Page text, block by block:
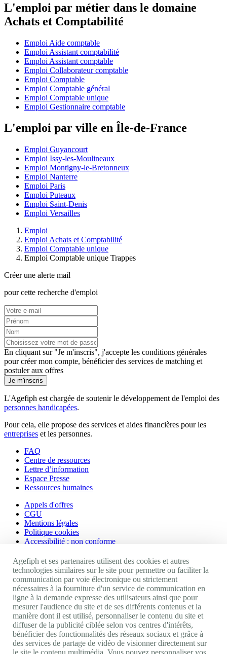
L'emploi par métier dans le domaine
Achats et Comptabilité
Emploi Aide comptable
Emploi Assistant comptabilité
Emploi Assistant comptable
Emploi Collaborateur comptable
Emploi Comptable
Emploi Comptable général
Emploi Comptable unique
Emploi Gestionnaire comptable
L'emploi par ville en Île-de-France
Emploi Guyancourt
Emploi Issy-les-Moulineaux
Emploi Montigny-le-Bretonneux
Emploi Nanterre
Emploi Paris
Emploi Puteaux
Emploi Saint-Denis
Emploi Versailles
Emploi
Emploi Achats et Comptabilité
Emploi Comptable unique
Emploi Comptable unique Trappes
Créer une alerte mail
pour cette recherche d'emploi
En cliquant sur "Je m'inscris", j'accepte les conditions générales
pour créer mon compte, bénéficier des services de matching et
postuler aux offres
Je m'inscris
L'Agefiph est chargée de soutenir le développement de l'emploi des
personnes handicapées.
Pour cela, elle propose des services et aides financières pour les
entreprises et les personnes.
FAQ
Centre de ressources
Lettre d’information
Espace Presse
Ressources humaines
Appels d'offres
CGU
Mentions légales
Politique cookies
Accessibilité : non conforme
Nos autres sites
Site portail Agefiph
Activateur de progrès
Handinnov
Innovation et recherche
Université du RRH
Service AppuiPro
Agefiph et ses partenaires utilisent des cookies et autres
technologies similaires sur le site pour permettre ou faciliter la
communication par voie électronique ou strictement
nécessaires à la fourniture d'un service de communication en
ligne à la demande expresse des utilisateurs ainsi que pour
mesurer l'audience du site et de ses différents contenus et la
manière dont il est utilisé, personnaliser le contenu du site et
diffuser de la publicité ciblée selon vos centres d'intérêts,
bénéficier des fonctionnalités des réseaux sociaux et grâce à
des services de partage de vidéo de visionner directement sur
le site le contenu multimédia. Vous pouvez personnaliser vos